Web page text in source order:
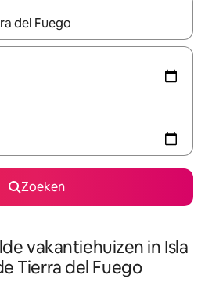
beschikbaar zijn, maak je een keuze
Zoeken
vakantiehuizen in Isla
Tierra del Fuego